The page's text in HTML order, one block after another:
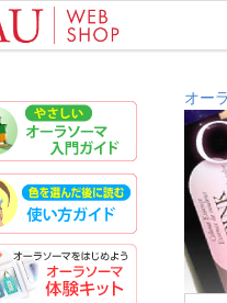
やさしい
色を選んだ
オーラソ
オー